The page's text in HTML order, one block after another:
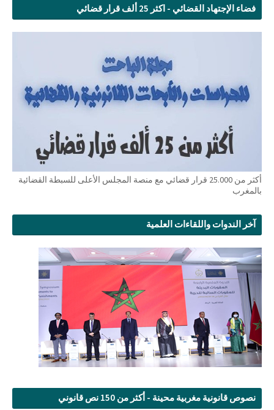
فضاء الإجتهاد القضائي - اكثر 25 ألف قرار قضائي
أكثر من 25.000 قرار قضائي مع منصة المجلس الأعلى للسبطة القضائية
بالمغرب
آخر الندوات واللقاءات العلمية
نصوص قانونية مغربية محينة - أكثر من 150 نص قانوني